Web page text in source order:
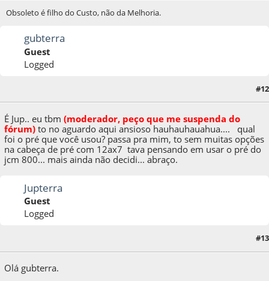
Obsoleto é filho do Custo, não da Melhoria.
gubterra
Guest
Logged
#12
É Jup.. eu tbm(moderador, peço que me suspenda do
fórum) to no aguardo aqui ansioso hauhauhauahua.... qual
foi o pré que você usou? passa pra mim, to sem muitas opções
na cabeça de pré com 12ax7 tava pensando em usar o pré do
jcm 800... mais ainda não decidi... abraço.
Jupterra
Guest
Logged
#13
Olá gubterra.